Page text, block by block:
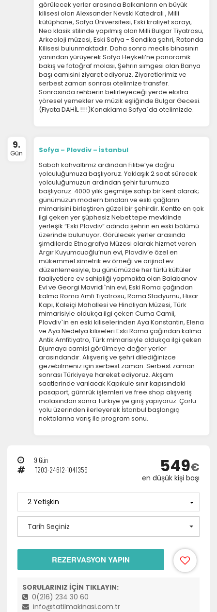
görülecek yerler arasında Balkanların en büyük
kilisesi olan Alexsander Nevski Katedrali , Milli
kütüphane, Sofya Üniversitesi, Eski kraliyet sarayı,
Neo klasik stilinde yapılmış olan Milli Bulgar Tiyatrosu,
Arkeoloji müzesi, Eski Sofya - Sendika şehri, Rotonda
Kilisesi bulunmaktadır. Daha sonra meclis binasının
yanından yürüyerek Sofya Heykeli’ne panoramik
bakış ve fotoğraf molası, Şehrin simgesi olan Banya
başı camisini ziyaret ediyoruz. Ziyaretlerimiz ve
serbest zaman sonrası otelimize transfer.
Sonrasında rehberin belirleyeceği yerde ekstra
yöresel yemekler ve müzik eşliğinde Bulgar Gecesi.
(Fiyata DAHİL !!!!)Konaklama Sofya`da otelimizde.
9.
Gün
Sofya – Plovdiv – İstanbul
Sabah kahvaltımız ardından Filibe’ye doğru
yolculuğumuza başlıyoruz. Yaklaşık 2 saat sürecek
yolculuğumuzun ardından şehir turumuza
başlıyoruz. 4000 yılık geçmişe sahip bir kent olarak;
günümüzün modern binaları ve eski çağların
mimarisini birleştiren güzel bir şehirdir. Kentte en çok
ilgi çeken yer şüphesiz Nebet tepe mevkiinde
yerleşik “Eski Plovdiv” adında şehrin en eski bölümü
üzerinde bulunuyor. Görülecek yerler arasında
şimdilerde Etnografya Müzesi olarak hizmet veren
Argır Kuyumcuoğlu’nun evi, Plovdiv’e özel en
mükemmel simetrik ev örneği ve orijinal ev
düzenlemesiyle, bu günümüzde her türlü kültüler
faaliyetlere ev sahipliği yapmakta olan Balabanov
Evi ve Georgi Mavridi`nin evi, Eski Roma çağından
kalma Roma Amfi Tiyatrosu, Roma Stadyumu, Hisar
Kapı, Kaleiçi Mahallesi ve Hindliyan Müzesi, Türk
mimarisiyle oldukça ilgi çeken Cuma Camii,
Plovdiv`in en eski kiliselerinden Aya Konstantin, Elena
ve Aya Nedelya kiliseleri Eski Roma çağından kalma
Antik Amfitiyatro, Türk mimarisiyle oldukça ilgi çeken
Djumaya camisi görülmeye değer yerler
arasındandır. Alışveriş ve şehri dilediğinizce
gezebilmeniz için serbest zaman. Serbest zaman
sonrası Türkiyeye hareket ediyoruz. Akşam
saatlerinde varılacak Kapıkule sınır kapısındaki
pasaport, gümrük işlemleri ve free shop alışveriş
molasından sonra Türkiye ye giriş yapıyoruz. Çorlu
yolu üzerinden ilerleyerek İstanbul başlangıç
noktalarına varış ile program sonu.
9 Gün
T203-24612-1041359
549€
en düşük kişi başı
Tarih Seçiniz
REZERVASYON YAPIN
SORULARINIZ İÇİN TIKLAYIN:
0(216) 234 30 60
info@tatilmakinasi.com.tr